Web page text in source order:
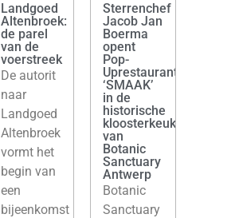
Landgoed
Altenbroek:
de parel
van de
voerstreek
De autorit
naar
Landgoed
Altenbroek
vormt het
begin van
een
bijeenkomst
Sterrenchef
Jacob Jan
Boerma
opent
Pop-
Uprestaurant
‘SMAAK’
in de
historische
kloosterkeukens
van
Botanic
Sanctuary
Antwerp
Botanic
Sanctuary